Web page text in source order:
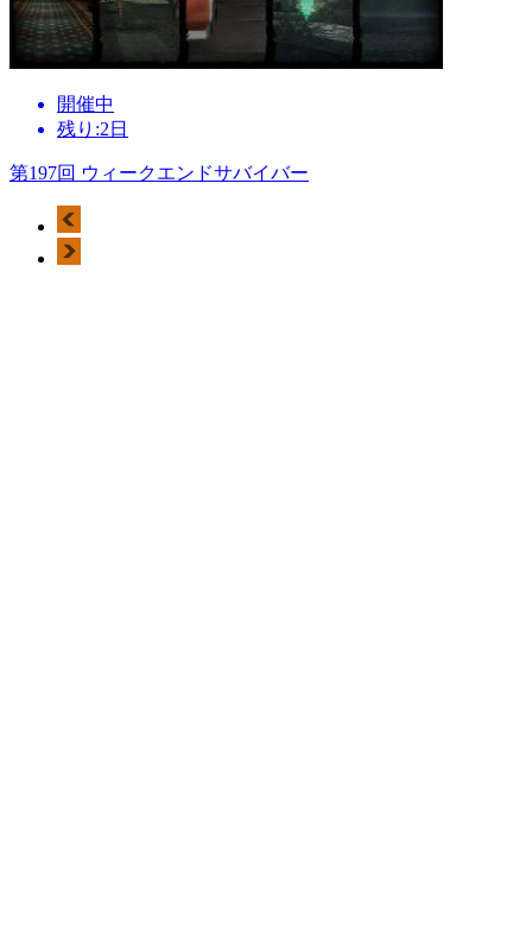
開催中
残り:2日
第197回 ウィークエンドサバイバー